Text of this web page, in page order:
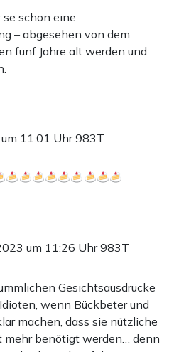
wenn man sieht,
verstorbene Palästinenser-
Terrororganisation Fatah,
Kampf gegen Israel bis zum
Legende“ hält.
se schon eine
– abgesehen von dem
fünf Jahre alt werden und
11:01 Uhr983T
um 11:26 Uhr983T
Gesichtsausdrücke
wenn Bückbeter und
machen, dass sie nützliche
mehr benötigt werden… denn